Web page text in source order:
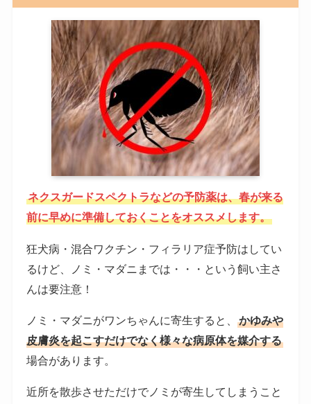
ネクスガードスペクトラなどの予防薬は、春が来る
前に早めに準備しておくことをオススメします。
狂犬病・混合ワクチン・フィラリア症予防はしてい
るけど、ノミ・マダニまでは・・・という飼い主さ
んは要注意！
ノミ・マダニがワンちゃんに寄生すると、かゆみや
皮膚炎を起こすだけでなく様々な病原体を媒介する
場合があります。
近所を散歩させただけでノミが寄生してしまうこと